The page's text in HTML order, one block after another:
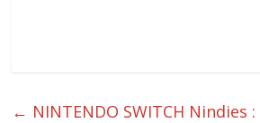
← NINTENDO SWITCH Nindies